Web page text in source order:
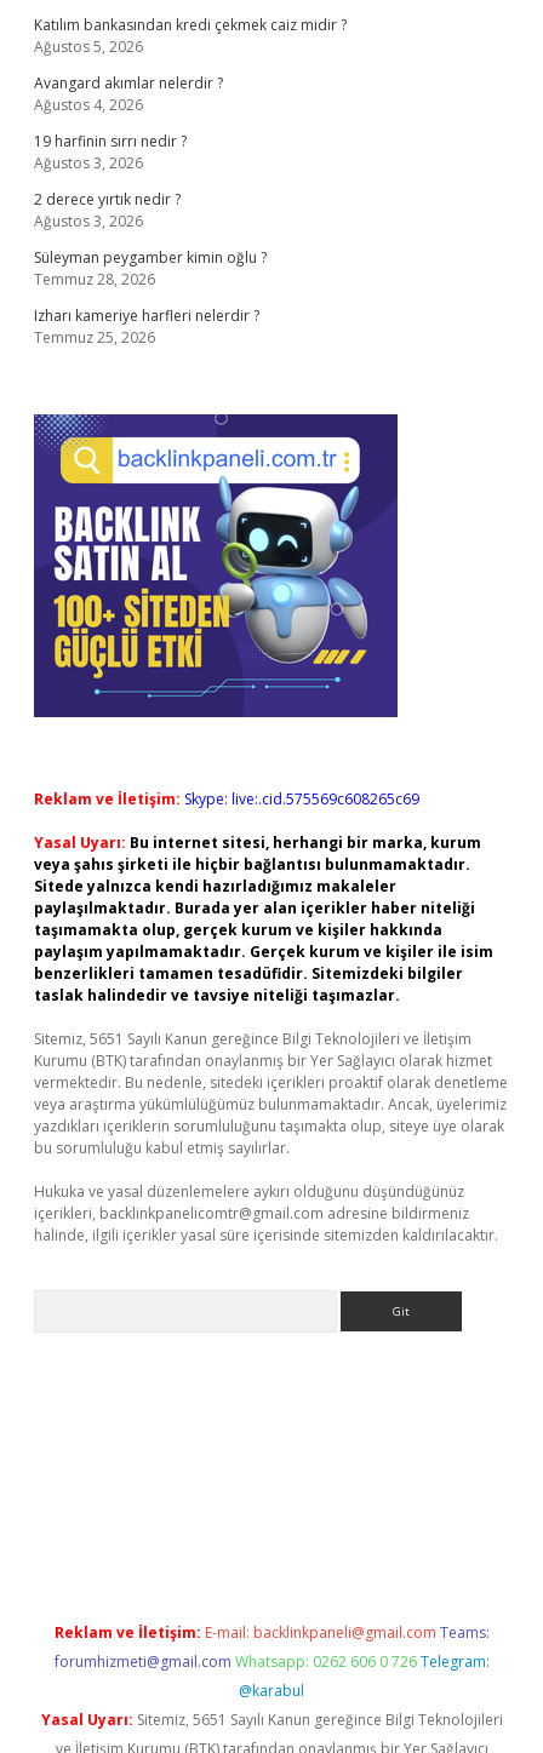
Katılım bankasından kredi çekmek caiz midir ?
Ağustos 5, 2026
Avangard akımlar nelerdir ?
Ağustos 4, 2026
19 harfinin sırrı nedir ?
Ağustos 3, 2026
2 derece yırtık nedir ?
Ağustos 3, 2026
Süleyman peygamber kimin oğlu ?
Temmuz 28, 2026
Izharı kameriye harfleri nelerdir ?
Temmuz 25, 2026
Reklam ve İletişim: Skype: live:.cid.575569c608265c69
Yasal Uyarı: Bu internet sitesi, herhangi bir marka, kurum
veya şahıs şirketi ile hiçbir bağlantısı bulunmamaktadır.
Sitede yalnızca kendi hazırladığımız makaleler
paylaşılmaktadır. Burada yer alan içerikler haber niteliği
taşımamakta olup, gerçek kurum ve kişiler hakkında
paylaşım yapılmamaktadır. Gerçek kurum ve kişiler ile isim
benzerlikleri tamamen tesadüfidir. Sitemizdeki bilgiler
taslak halindedir ve tavsiye niteliği taşımazlar.
Sitemiz, 5651 Sayılı Kanun gereğince Bilgi Teknolojileri ve İletişim
Kurumu (BTK) tarafından onaylanmış bir Yer Sağlayıcı olarak hizmet
vermektedir. Bu nedenle, sitedeki içerikleri proaktif olarak denetleme
veya araştırma yükümlülüğümüz bulunmamaktadır. Ancak, üyelerimiz
yazdıkları içeriklerin sorumluluğunu taşımakta olup, siteye üye olarak
bu sorumluluğu kabul etmiş sayılırlar.
Hukuka ve yasal düzenlemelere aykırı olduğunu düşündüğünüz
içerikleri, backlinkpanelicomtr@gmail.com adresine bildirmeniz
halinde, ilgili içerikler yasal süre içerisinde sitemizden kaldırılacaktır.
Reklam ve İletişim: E-mail: backlinkpaneli@gmail.com Teams:
forumhizmeti@gmail.com Whatsapp: 0262 606 0 726 Telegram:
@karabul
Yasal Uyarı: Sitemiz, 5651 Sayılı Kanun gereğince Bilgi Teknolojileri
ve İletişim Kurumu (BTK) tarafından onaylanmış bir Yer Sağlayıcı